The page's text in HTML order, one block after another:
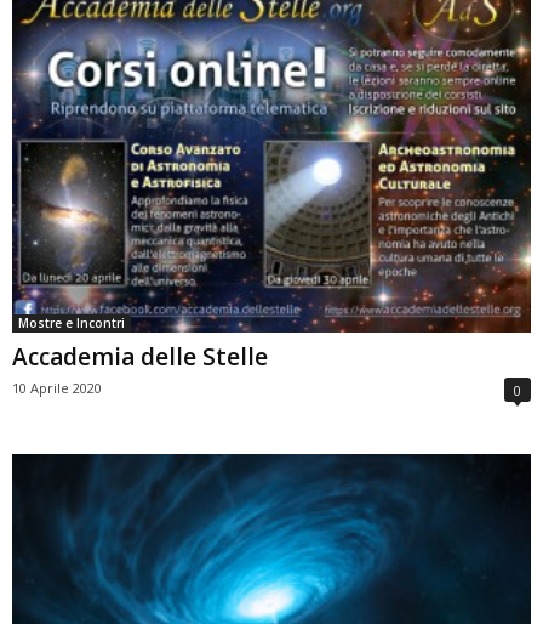
Mostre e Incontri
Accademia delle Stelle
10 Aprile 2020 0